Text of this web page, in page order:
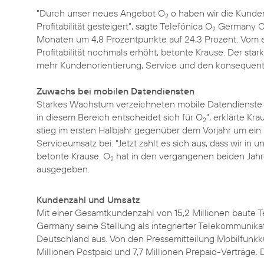
"Durch unser neues Angebot O2 o haben wir die
Profitabilität gesteigert", sagte Telefónica O2 Germany
Monaten um 4,8 Prozentpunkte auf 24,3 Prozent.
Profitabilität nochmals erhöht, betonte Krause. Der
mehr Kundenorientierung, Service und den
Zuwachs bei mobilen Datendiensten
Starkes Wachstum verzeichneten mobile
in diesem Bereich entscheidet sich für O2", erklärte
stieg im ersten Halbjahr gegenüber dem Vorjahr um
Serviceumsatz bei. "Jetzt zahlt es sich aus, dass wir in
betonte Krause. O2 hat in den vergangenen beiden
ausgegeben.
Kundenzahl und Umsatz
Mit einer Gesamtkundenzahl von 15,2 Millionen baute
Germany seine Stellung als integrierter
Deutschland aus. Von den Pressemitteilung
Millionen Postpaid und 7,7 Millionen Prepaid-Verträge.